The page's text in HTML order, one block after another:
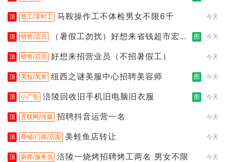
顶 普工/零时工 马鞍操作工不体检男女不限6千 今天
顶 销售/店员
（暑假工勿扰）好想来省钱超市宏声
图 今天
顶 销售/店员 好想来招营业员（不招暑假工） 今天
顶 美妆/美发 纽西之谜美服中心招聘美容师 图 今天
顶 小广告 涪陵回收旧手机旧电脑旧衣服 图 今天
顶 互联网/传媒 招聘抖音运营一名 今天
顶 商铺/门面/店面 美蛙鱼店转让 今天
顶 厨师/服务员 涪陵一烧烤招聘烤工两名 男女不限 今天